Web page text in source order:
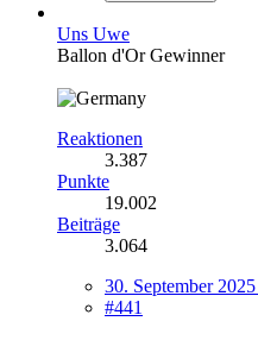
Uns Uwe
Ballon d'Or Gewinner
Reaktionen
3.387
Punkte
19.002
Beiträge
3.064
30. September
#441